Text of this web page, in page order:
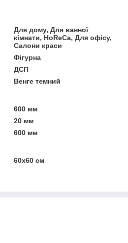
Для дому, Для ванної
кімнати, HoReCa, Для офісу,
Салони краси
Фігурна
ДСП
Венге темний
600 мм
20 мм
600 мм
60х60 см